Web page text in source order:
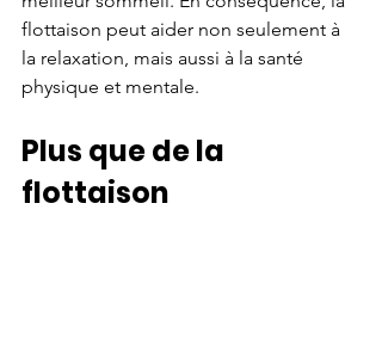
flottaison peut aider non seulement à
la relaxation, mais aussi à la santé
physique et mentale.
Plus que de la
flottaison